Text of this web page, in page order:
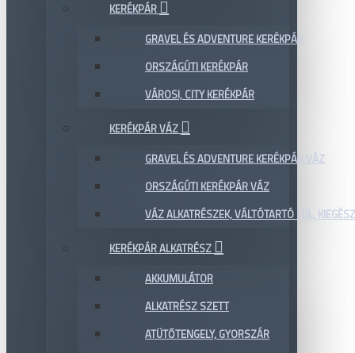
KERÉKPÁR
GRAVEL ÉS ADVENTURE KERÉKPÁR
ORSZÁGÚTI KERÉKPÁR
VÁROSI, CITY KERÉKPÁR
KERÉKPÁR VÁZ
GRAVEL ÉS ADVENTURE KERÉKPÁR VÁZ
ORSZÁGÚTI KERÉKPÁR VÁZ
VÁZ ALKATRÉSZEK, VÁLTÓTARTÓ FÜL,
KERÉKPÁR ALKATRÉSZ
AKKUMULÁTOR
ALKATRÉSZ SZETT
ATÜTŐTENGELY, GYORSZÁR